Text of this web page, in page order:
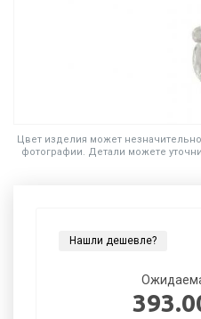
Цвет изделия может
фотографии. Детали можете
Нашли дешевле?